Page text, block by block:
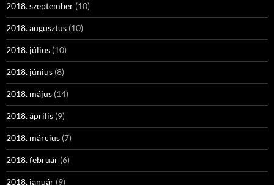
2018. szeptember (10)
2018. augusztus (10)
2018. július (10)
2018. június (8)
2018. május (14)
2018. április (9)
2018. március (7)
2018. február (6)
2018. január (9)